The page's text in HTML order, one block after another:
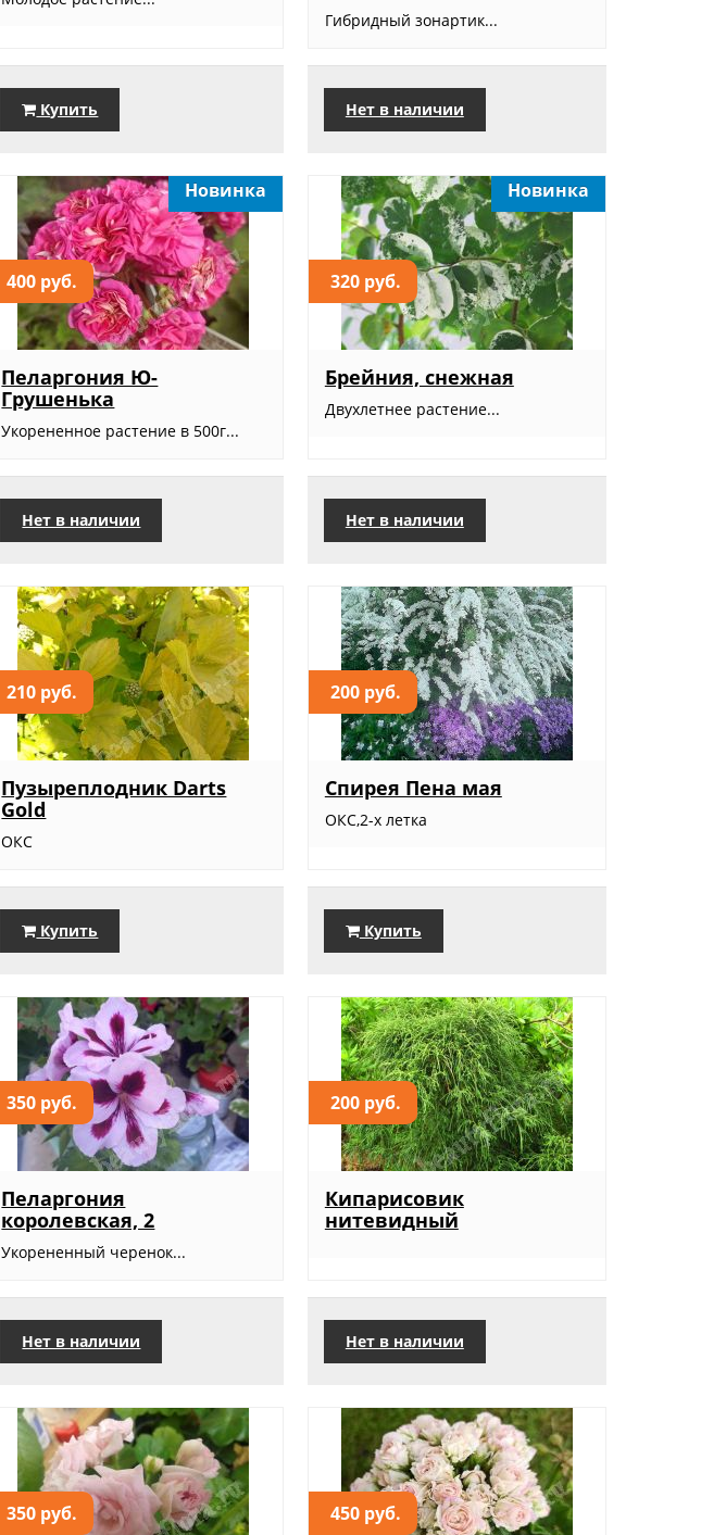
Купить
Гибридный зонартик...
Нет в наличии
400 руб.
Новинка
Пеларгония Ю-
Грушенька
Укорененное растение в 500г...
Нет в наличии
320 руб.
Новинка
Брейния, снежная
Двухлетнее растение...
Нет в наличии
210 руб.
Пузыреплодник Darts
Gold
ОКС
Купить
200 руб.
Спирея Пена мая
ОКС,2-х летка
Купить
350 руб.
Пеларгония
королевская, 2
Укорененный черенок...
Нет в наличии
200 руб.
Кипарисовик
нитевидный
Нет в наличии
350 руб. 450 руб.